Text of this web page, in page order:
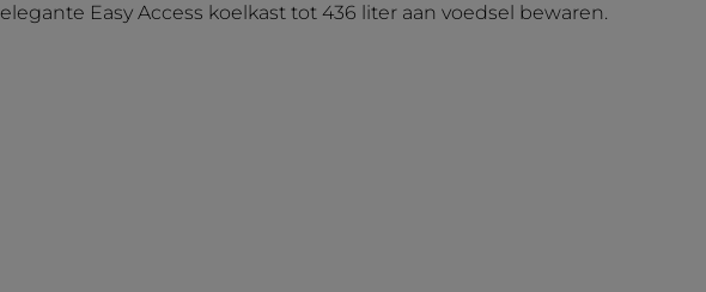
elegante Easy Access koelkast tot 436 liter aan voedsel bewaren.